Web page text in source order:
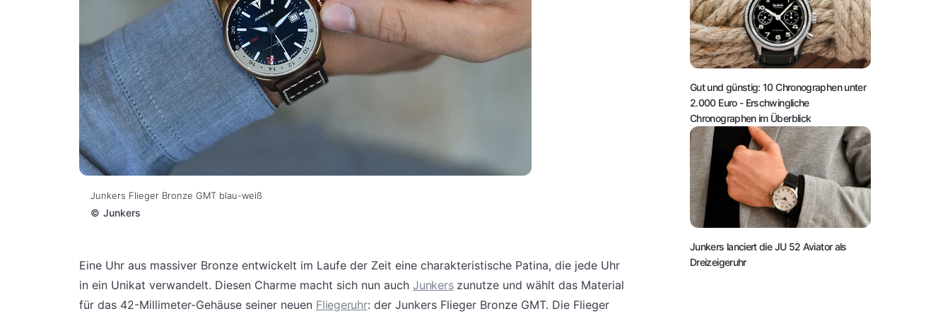
Junkers Flieger Bronze GMT blau-weiß
© Junkers
Eine Uhr aus massiver Bronze entwickelt im Laufe der Zeit eine charakteristische Patina, die jede Uhr
in ein Unikat verwandelt. Diesen Charme macht sich nun auch Junkerszunutze und wählt das Material
für das 42-Millimeter-Gehäuse seiner neuen Fliegeruhr: der Junkers Flieger Bronze GMT. Die Flieger
Gut und günstig: 10 Chronographen unter
2.000 Euro - Erschwingliche
Chronographen im Überblick
Junkers lanciert die JU 52 Aviator als
Dreizeigeruhr